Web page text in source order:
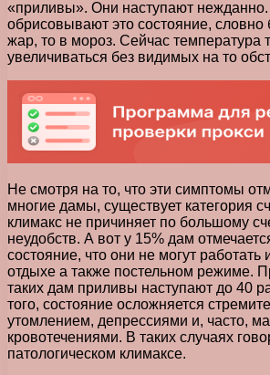
«приливы». Они наступают
обрисовывают это состояние, словно
жар, то в мороз. Сейчас температура
увеличиваться без видимых на то
Не смотря на то, что эти симптомы
многие дамы, существует категория
климакс не причиняет по большому
неудобств. А вот у 15% дам
состояние, что они не могут работать
отдыхе а также постельном режиме.
таких дам приливы наступают до 40
того, состояние осложняется
утомлением, депрессиями и, часто,
кровотечениями. В таких случаях
патологическом климаксе.